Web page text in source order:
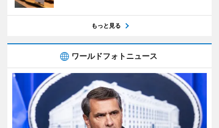
もっと見る
ワールドフォトニュース